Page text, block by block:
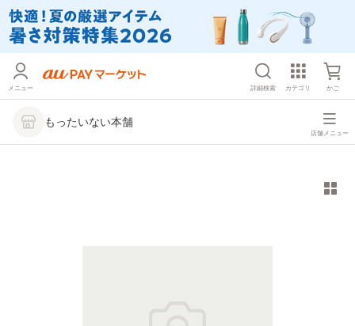
メニュー 詳細検索 カテゴリ かご
もったいない本舗
店舗メニュー